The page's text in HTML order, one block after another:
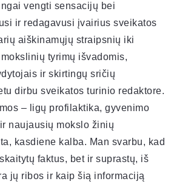
vengti sensacijų bei
ir redagavusi įvairius sveikatos
aiškinamųjų straipsnių iki
tyrimų išvadomis,
ir skirtingų sričių
dirbu sveikatos turinio redaktore.
– ligų profilaktika, gyvenimo
naujausių mokslo žinių
kasdiene kalba. Man svarbu, kad
faktus, bet ir suprastų, iš
jų ribos ir kaip šią informaciją